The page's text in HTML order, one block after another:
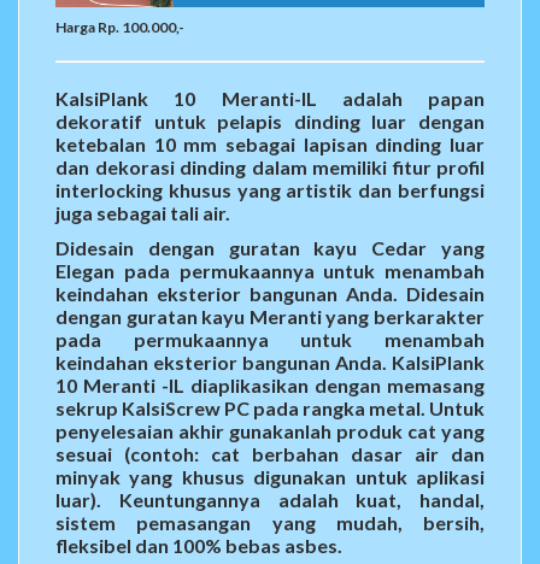
Harga Rp. 100.000,-
KalsiPlank 10 Meranti-IL adalah papan
dekoratif untuk pelapis dinding luar dengan
ketebalan 10 mm sebagai lapisan dinding luar
dan dekorasi dinding dalam memiliki fitur profil
interlocking khusus yang artistik dan berfungsi
juga sebagai tali air.
Didesain dengan guratan kayu Cedar yang
Elegan pada permukaannya untuk menambah
keindahan eksterior bangunan Anda. Didesain
dengan guratan kayu Meranti yang berkarakter
pada permukaannya untuk menambah
keindahan eksterior bangunan Anda. KalsiPlank
10 Meranti -IL diaplikasikan dengan memasang
sekrup KalsiScrew PC pada rangka metal. Untuk
penyelesaian akhir gunakanlah produk cat yang
sesuai (contoh: cat berbahan dasar air dan
minyak yang khusus digunakan untuk aplikasi
luar). Keuntungannya adalah kuat, handal,
sistem pemasangan yang mudah, bersih,
fleksibel dan 100% bebas asbes.